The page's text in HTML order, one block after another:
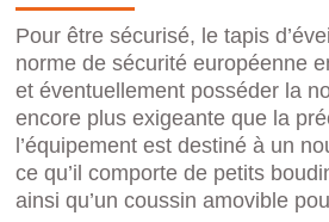
Pour être sécurisé, le tapis
norme de sécurité européenne
et éventuellement posséder la
encore plus exigeante que la
l’équipement est destiné à un
ce qu’il comporte de petits
ainsi qu’un coussin amovible